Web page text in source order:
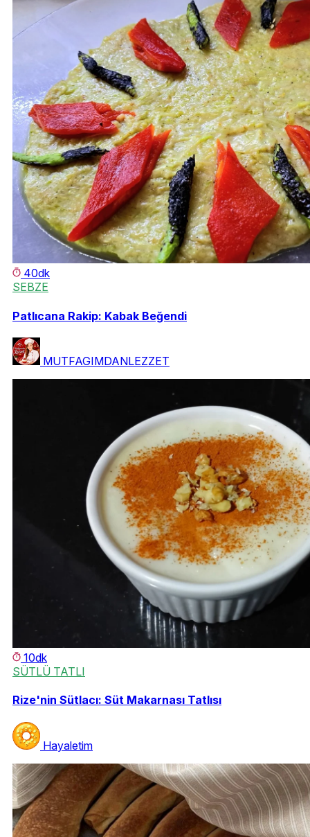
40dk
SEBZE
Patlıcana Rakip: Kabak Beğendi
MUTFAGIMDANLEZZET
10dk
SÜTLÜ TATLI
Rize'nin Sütlacı: Süt Makarnası Tatlısı
Hayaletim